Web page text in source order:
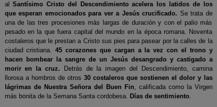
alSantísimo Cristo del Descendimiento acelera los latidos de los
que esperan emocionados para ver a Jesús crucificado. Se trata de
una de las tres procesiones más largas de duración y con el palio más
pesado en la que fuera capital del mundo en la época romana. Noventa
costaleros que le prestan a Cristo sus pies para pasear por la calles de la
ciudad cristiana.45 corazones que cargan a la vez con el trono y
hacen bombear la sangre de un Jesús desangrado y castigado a
morir en la cruz. Detrás de la imagen del Descendimiento, camina
llorosa a hombros de otros 30 costaleros que sostienen el dolor y las
lágrimas de Nuestra Señora del Buen Fin, calificada como la Virgen
más bonita de la Semana Santa cordobesa. Días de sentimiento.